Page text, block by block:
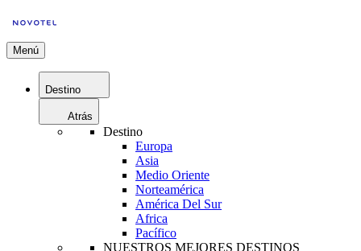
Menú
Destino
Atrás
Destino
Europa
Asia
Medio Oriente
Norteamérica
América Del Sur
Africa
Pacífico
NUESTROS MEJORES DESTINOS